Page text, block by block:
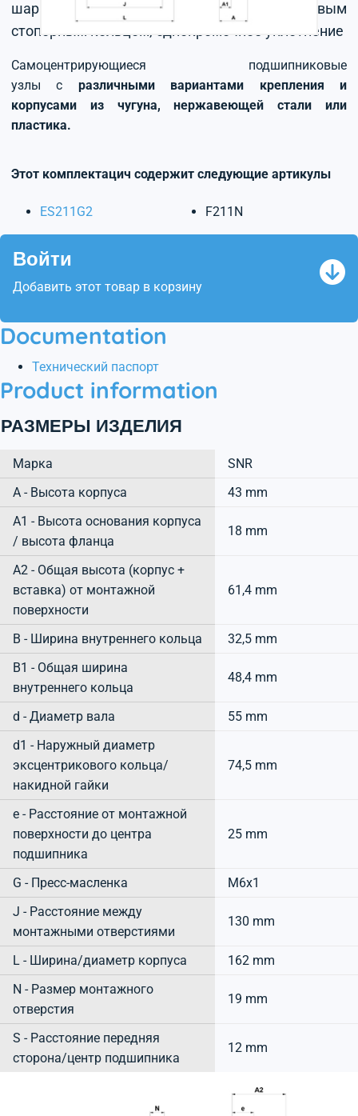
шарикоподшипник с эксцентриковым
стопорным кольцом, однокромочное уплотнение
Самоцентрирующиеся подшипниковые
узлы с различными вариантами крепления и
корпусами из чугуна, нержавеющей стали или
пластика.
Этот комплектацич содержит следующие артикулы
ES211G2 F211N
Войти
Добавить этот товар в корзину
Documentation
Технический паспорт
Product information
РАЗМЕРЫ ИЗДЕЛИЯ
Марка
SNR
А - Высота корпуса
43 mm
A1 - Высота основания корпуса
/ высота фланца
18 mm
A2 - Общая высота (корпус +
вставка) от монтажной
поверхности
61,4 mm
B - Ширина внутреннего кольца
32,5 mm
B1 - Общая ширина
внутреннего кольца
48,4 mm
d - Диаметр вала
55 mm
d1 - Наружный диаметр
эксцентрикового кольца/
накидной гайки
74,5 mm
e - Расстояние от монтажной
поверхности до центра
подшипника
25 mm
G - Пресс-масленка
M6x1
J - Расстояние между
монтажными отверстиями
130 mm
L - Ширина/диаметр корпуса
162 mm
N - Размер монтажного
отверстия
19 mm
S - Расстояние передняя
сторона/центр подшипника
12 mm